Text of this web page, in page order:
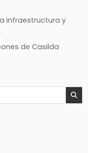
infraestructura y
de Casilda